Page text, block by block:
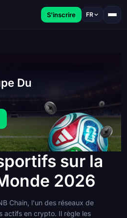
S'inscrire FR
Du
sur la
2026
Chain, l'un des réseaux de
actifs en crypto. Il règle les